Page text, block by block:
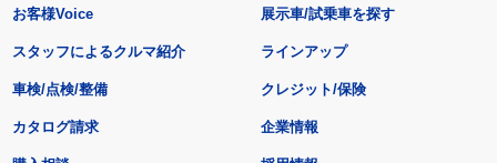
お客様Voice
スタッフによるクルマ紹介
展示車/試乗車を探す
ラインアップ
車検/点検/整備 クレジット/保険
カタログ請求 企業情報